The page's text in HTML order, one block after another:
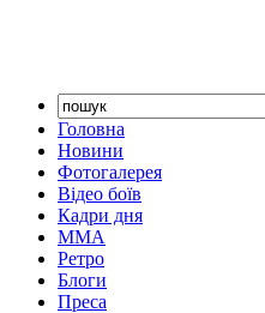
Головна
Новини
Фотогалерея
Відео боїв
Кадри дня
ММА
Ретро
Блоги
Преса